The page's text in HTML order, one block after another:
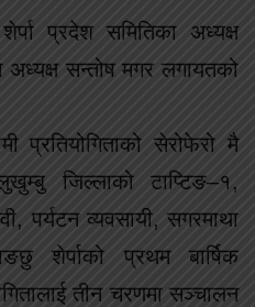
प्रदेश समितिका अध्यक्ष
अध्यक्ष सन्तोष मगर लगायतको
प्रतियोगिताको सेरोफेरो मै
जिल्लाको टाप्टिङ–१,
पर्यटन व्यवसायी, सगरमाथा
शेर्पाको प्रथम बार्षिक
तीन चरणमा सञ्चालन